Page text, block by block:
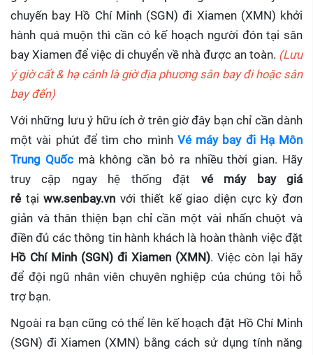
chuyến bay Hồ Chí Minh (SGN) đi Xiamen (XMN) khởi
hành quá muộn thì cần có kế hoạch người đón tại sân
bay Xiamen để việc di chuyển về nhà được an toàn. (Lưu
ý giờ cất & hạ cánh là giờ địa phương sân bay đi hoặc sân
bay đến)
Với những lưu ý hữu ích ở trên giờ đây bạn chỉ cần dành
một vài phút để tìm cho mình Vé máy bay đi Hạ Môn
Trung Quốcmà không cần bỏ ra nhiều thời gian. Hãy
truy cập ngay hệ thống đặt vé máy bay giá
rẻ tạiww.senbay.vn với thiết kế giao diện cực kỳ đơn
giản và thân thiện bạn chỉ cần một vài nhấn chuột và
điền đủ các thông tin hành khách là hoàn thành việc đặt
Hồ Chí Minh (SGN) đi Xiamen (XMN). Việc còn lại hãy
để đội ngũ nhân viên chuyên nghiệp của chúng tôi hỗ
trợ bạn.
Ngoài ra bạn cũng có thể lên kế hoạch đặt Hồ Chí Minh
(SGN) đi Xiamen (XMN) bằng cách sử dụng tính năng